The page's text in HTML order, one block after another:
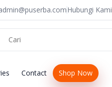
Hubungi Kami
Contact Shop Now